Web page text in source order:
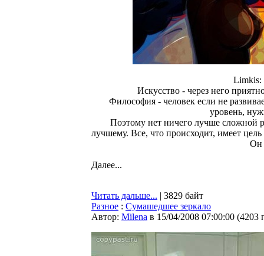
Limkis:
Искусство - через него
Философия - человек если не
уровень,
Поэтому нет ничего лучше сложной
лучшему. Все, что происходит, имеет
Он
Далее...
Читать дальше... | 3829 байт
Разное : Сумашедшее зеркало
Автор: Milena в 15/04/2008 07:00:00 (4203